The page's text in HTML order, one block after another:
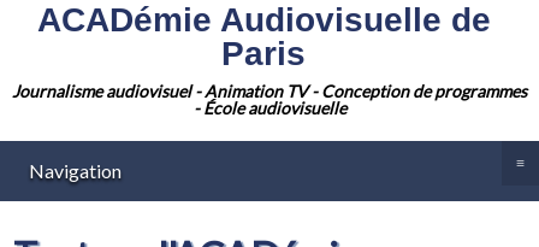
ACADémie Audiovisuelle de
Paris
Journalisme audiovisuel - Animation TV - Conception de programmes
- École audiovisuelle
Navigation ≡